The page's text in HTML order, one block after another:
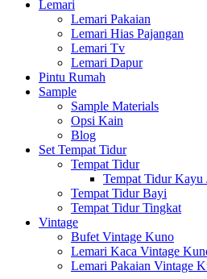
Lemari
Lemari Pakaian
Lemari Hias Pajangan
Lemari Tv
Lemari Dapur
Pintu Rumah
Sample
Sample Materials
Opsi Kain
Blog
Set Tempat Tidur
Tempat Tidur
Tempat Tidur Kayu
Tempat Tidur Bayi
Tempat Tidur Tingkat
Vintage
Bufet Vintage Kuno
Lemari Kaca Vintage
Lemari Pakaian Vintage